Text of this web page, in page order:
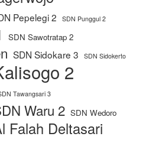
Pepelegi 2 SDN Punggul 2
SDN Sawotratap 2
SDN Sidokare 3 SDN Sidokerto
2
Tawangsari 3
Waru 2 SDN Wedoro
Falah Deltasari